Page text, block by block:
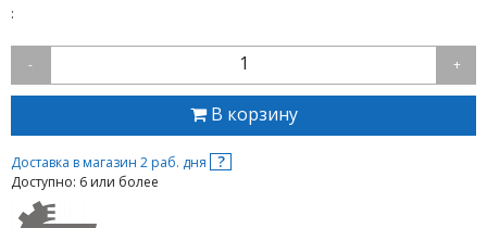
:
- 1 +
В корзину
Доставка в магазин 2 раб. дня ?
Доступно: 6 или более